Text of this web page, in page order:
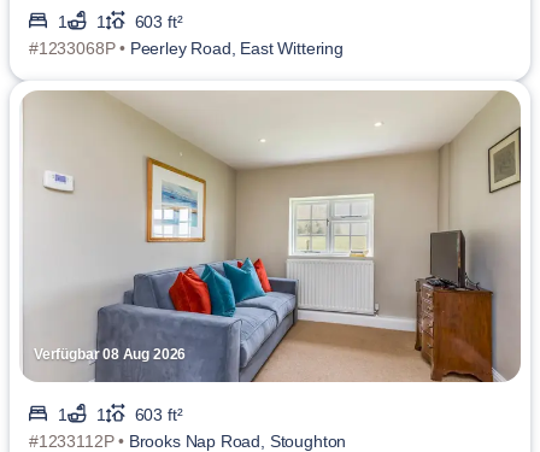
1 1
603 ft²
#1233068P • Peerley Road, East Wittering
Verfügbar 08 Aug 2026
1 1
603 ft²
#1233112P • Brooks Nap Road, Stoughton